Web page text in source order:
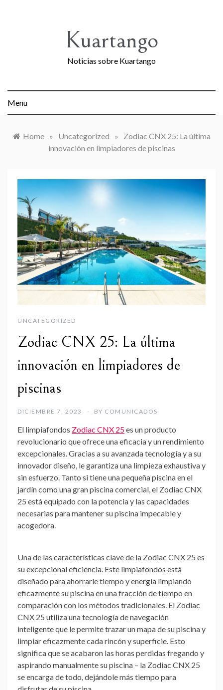
Kuartango
Noticias sobre Kuartango
Menu
Home » Uncategorized »
Zodiac CNX 25: La última
innovación en limpiadores de piscinas
UNCATEGORIZED
Zodiac CNX 25: La última
innovación en limpiadores de
piscinas
DICIEMBRE 7, 2023 BY COMUNICADOS
El limpiafondos Zodiac CNX 25es un producto
revolucionario que ofrece una eficacia y un rendimiento
excepcionales. Gracias a su avanzada tecnología y a su
innovador diseño, le garantiza una limpieza exhaustiva y
sin esfuerzo. Tanto si tiene una pequeña piscina en el
jardín como una gran piscina comercial, el Zodiac CNX
25 está equipado con la potencia y las capacidades
necesarias para mantener su piscina impecable y
acogedora.
Una de las características clave de la Zodiac CNX 25 es
su excepcional eficiencia. Este limpiafondos está
diseñado para ahorrarle tiempo y energía limpiando
eficazmente su piscina en una fracción de tiempo en
comparación con los métodos tradicionales. El Zodiac
CNX 25 utiliza una tecnología de navegación
inteligente que le permite trazar un mapa de su piscina y
limpiar eficazmente cada rincón y superficie. Esto
significa que se acabaron las horas perdidas fregando y
aspirando manualmente su piscina – la Zodiac CNX 25
se encarga de todo, dejándole más tiempo para